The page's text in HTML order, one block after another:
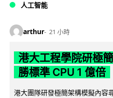
人工智能
arthur 21 小時
港大工程學院研極
勝標準 CPU 1 億倍
港大團隊研發極簡架構模擬內容